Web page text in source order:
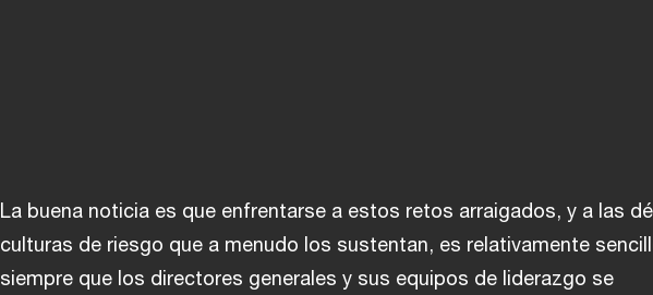
La buena noticia es que enfrentarse a estos retos arraigados, y a las
culturas de riesgo que a menudo los sustentan, es relativamente
siempre que los directores generales y sus equipos de liderazgo se